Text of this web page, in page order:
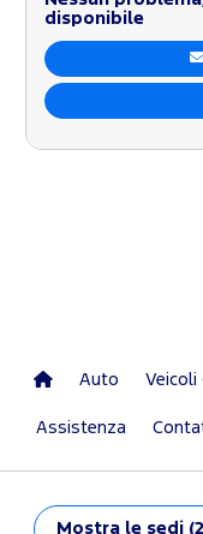
disponibile
Auto Veicoli
Assistenza
Mostra le sedi